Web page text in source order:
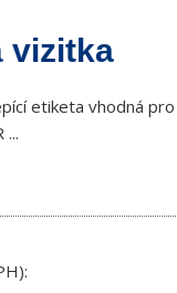
vizitka
etiketa vhodná
...